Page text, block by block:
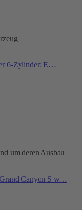
6-Zylinder: E…
um deren Ausbau
Canyon S w…